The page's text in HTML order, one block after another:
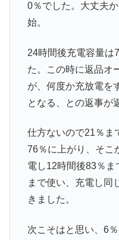
0％でした。大丈夫
始。
24時間後充電容量は
た。この時に返品オ
が、何度か充放電を
となる、との返事が
仕方ないので21％ま
76％に上がり、そこ
電し12時間後83％ま
まで使い、充電し同
きました。
次こそはと思い、6